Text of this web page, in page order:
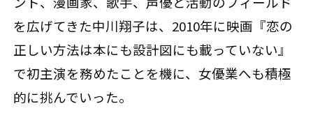
を広げてきた中川翔子は、2010年に映画『恋の
正しい方法は本にも設計図にも載っていない』
で初主演を務めたことを機に、女優業へも積極
的に挑んでいった。